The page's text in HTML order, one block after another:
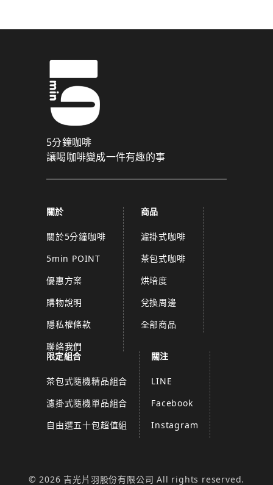
5分鐘咖啡
讓喝咖啡變成一件有趣的事
關於
關於5分鐘咖啡
5min POINT
優惠方案
購物說明
隱私權條款
聯絡我們
商品
濾掛式咖啡
茶包式咖啡
烘培度
兌換周邊
全部商品
限定組合
茶包式隨機精品組合
濾掛式隨機單品組合
自由選五十包超值組
關注
LINE
Facebook
Instagram
© 2026 吉光片羽股份有限公司 All rights reserved.